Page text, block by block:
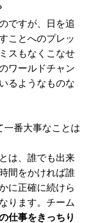
ですが、日を追
ことへのプレッ
スもなくこなせ
ワールドチャン
るようなものな
一番大事なことは
は、誰でも出来
間をかければ誰
に正確に続けら
ります。チーム
仕事をきっちり